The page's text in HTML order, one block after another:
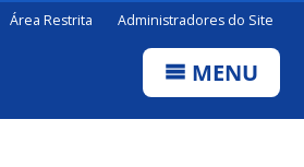
Área Restrita Administradores do Site
MENU